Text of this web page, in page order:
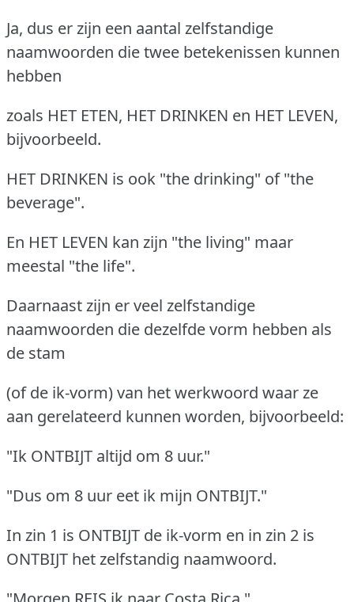
Ja, dus er zijn een aantal zelfstandige
naamwoorden die twee betekenissen kunnen
hebben
zoals HET ETEN, HET DRINKEN en HET LEVEN,
bijvoorbeeld.
HET DRINKEN is ook "the drinking" of "the
beverage".
En HET LEVEN kan zijn "the living" maar
meestal "the life".
Daarnaast zijn er veel zelfstandige
naamwoorden die dezelfde vorm hebben als
de stam
(of de ik-vorm) van het werkwoord waar ze
aan gerelateerd kunnen worden, bijvoorbeeld:
"Ik ONTBIJT altijd om 8 uur."
"Dus om 8 uur eet ik mijn ONTBIJT."
In zin 1 is ONTBIJT de ik-vorm en in zin 2 is
ONTBIJT het zelfstandig naamwoord.